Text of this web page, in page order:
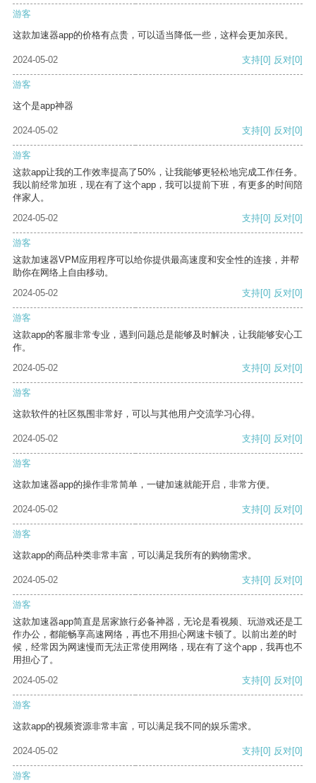
游客
这款加速器app的价格有点贵，可以适当降低一些，这样会更加亲民。
2024-05-02 支持[0] 反对[0]
游客
这个是app神器
2024-05-02 支持[0] 反对[0]
游客
这款app让我的工作效率提高了50%，让我能够更轻松地完成工作任务。
我以前经常加班，现在有了这个app，我可以提前下班，有更多的时间陪
伴家人。
2024-05-02
支持[0] 反对[0]
游客
这款加速器VPM应用程序可以给你提供最高速度和安全性的连接，并帮
助你在网络上自由移动。
2024-05-02
支持[0] 反对[0]
游客
这款app的客服非常专业，遇到问题总是能够及时解决，让我能够安心工
作。
2024-05-02
支持[0] 反对[0]
游客
这款软件的社区氛围非常好，可以与其他用户交流学习心得。
2024-05-02 支持[0] 反对[0]
游客
这款加速器app的操作非常简单，一键加速就能开启，非常方便。
2024-05-02 支持[0] 反对[0]
游客
这款app的商品种类非常丰富，可以满足我所有的购物需求。
2024-05-02 支持[0] 反对[0]
游客
这款加速器app简直是居家旅行必备神器，无论是看视频、玩游戏还是工
作办公，都能畅享高速网络，再也不用担心网速卡顿了。以前出差的时
候，经常因为网速慢而无法正常使用网络，现在有了这个app，我再也不
用担心了。
2024-05-02
支持[0] 反对[0]
游客
这款app的视频资源非常丰富，可以满足我不同的娱乐需求。
2024-05-02 支持[0] 反对[0]
游客